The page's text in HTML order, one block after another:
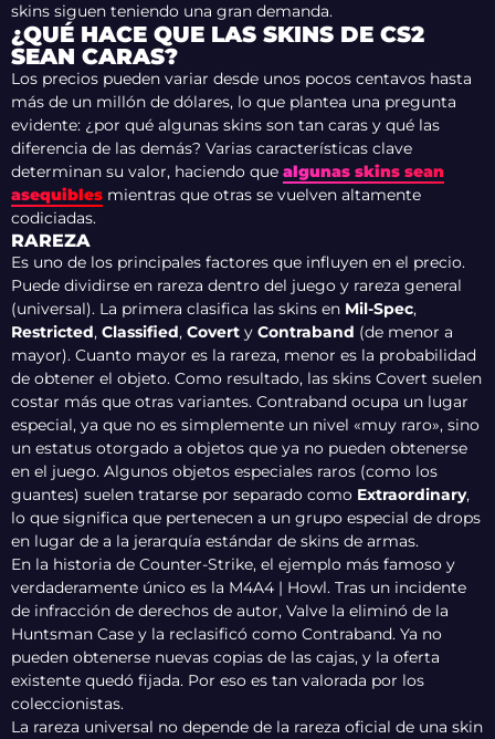
skins siguen teniendo una gran demanda.
¿QUÉ HACE QUE LAS SKINS DE CS2
SEAN CARAS?
Los precios pueden variar desde unos pocos centavos hasta
más de un millón de dólares, lo que plantea una pregunta
evidente: ¿por qué algunas skins son tan caras y qué las
diferencia de las demás? Varias características clave
determinan su valor, haciendo que algunas skins sean
asequibles mientras que otras se vuelven altamente
codiciadas.
RAREZA
Es uno de los principales factores que influyen en el precio.
Puede dividirse en rareza dentro del juego y rareza general
(universal). La primera clasifica las skins en Mil-Spec,
Restricted, Classified, Covert y Contraband (de menor a
mayor). Cuanto mayor es la rareza, menor es la probabilidad
de obtener el objeto. Como resultado, las skins Covert suelen
costar más que otras variantes. Contraband ocupa un lugar
especial, ya que no es simplemente un nivel «muy raro», sino
un estatus otorgado a objetos que ya no pueden obtenerse
en el juego. Algunos objetos especiales raros (como los
guantes) suelen tratarse por separado como Extraordinary,
lo que significa que pertenecen a un grupo especial de drops
en lugar de a la jerarquía estándar de skins de armas.
En la historia de Counter-Strike, el ejemplo más famoso y
verdaderamente único es la M4A4 | Howl. Tras un incidente
de infracción de derechos de autor, Valve la eliminó de la
Huntsman Case y la reclasificó como Contraband. Ya no
pueden obtenerse nuevas copias de las cajas, y la oferta
existente quedó fijada. Por eso es tan valorada por los
coleccionistas.
La rareza universal no depende de la rareza oficial de una skin